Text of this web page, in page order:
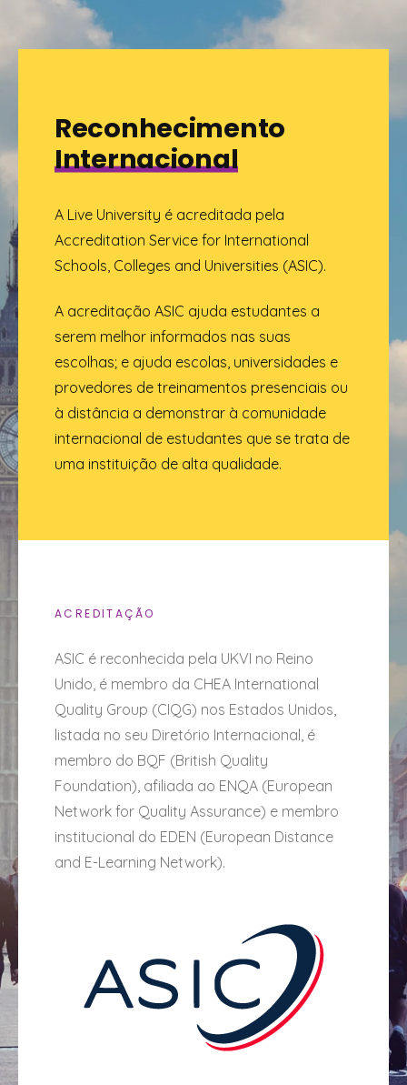
Reconhecimento
Internacional
A Live University é acreditada pela
Accreditation Service for International
Schools, Colleges and Universities (ASIC).
A acreditação ASIC ajuda estudantes a
serem melhor informados nas suas
escolhas; e ajuda escolas, universidades e
provedores de treinamentos presenciais ou
à distância a demonstrar à comunidade
internacional de estudantes que se trata de
uma instituição de alta qualidade.
ACREDITAÇÃO
ASIC é reconhecida pela UKVI no Reino
Unido, é membro da CHEA International
Quality Group (CIQG) nos Estados Unidos,
listada no seu Diretório Internacional, é
membro do BQF (British Quality
Foundation), afiliada ao ENQA (European
Network for Quality Assurance) e membro
institucional do EDEN (European Distance
and E-Learning Network).